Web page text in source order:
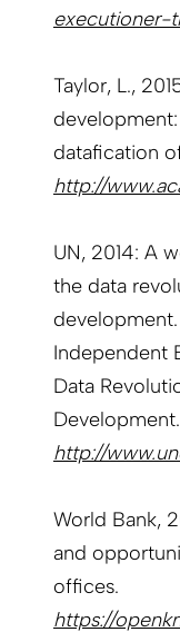
executioner-
Taylor, L.,
datafication
http://
UN, 2014: A
the data
Independent
Data
Development.
http://
World Bank,
and
offices.
https://